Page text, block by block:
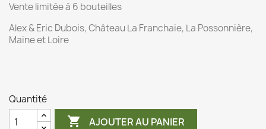
Vente limitée à 6 bouteilles
Alex & Eric Dubois, Château La Franchaie, La Possonnière,
Maine et Loire
Quantité
 AJOUTER AU PANIER